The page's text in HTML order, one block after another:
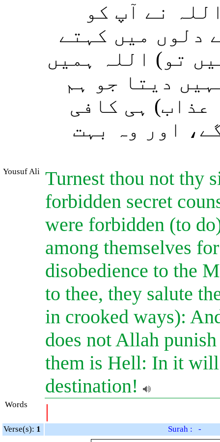
نے آپ کو
دلوں میں کہتے
تو) اللہ ہمیں
دیتا جو ہم
عذاب) ہی کافی
اور وہ بہت
Yousuf Ali Turnest thou not thy
forbidden secret
were forbidden (to
among themselves
disobedience to the
to thee, they salute
in crooked ways):
does not Allah
them is Hell: In it
destination!
Words |
Verse(s): 1
Surah : -